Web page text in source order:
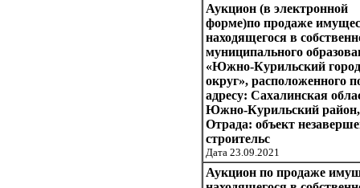
Аукцион (в электронной
форме)по продаже
находящегося в
муниципального
«Южно-Курильский
округ», расположенного
адресу: Сахалинская
Южно-Курильский район,
Отрада: объект
строительс
Дата 23.09.2021
Аукцион по продаже